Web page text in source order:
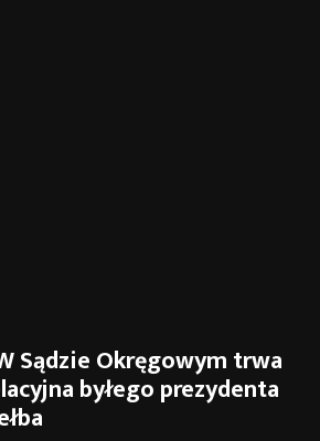
Sądzie Okręgowym trwa
byłego prezydenta